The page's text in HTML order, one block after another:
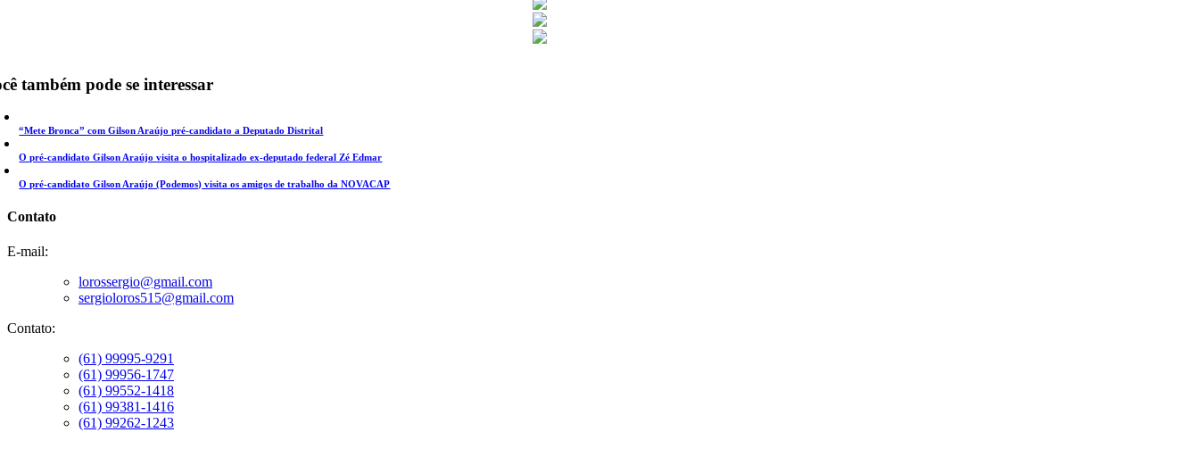
também pode se interessar
“Mete Bronca” com Gilson Araújo pré-candidato a Deputado Distrital
O pré-candidato Gilson Araújo visita o hospitalizado ex-deputado federal Zé Edmar
O pré-candidato Gilson Araújo (Podemos) visita os amigos de trabalho da NOVACAP
Contato
E-mail:
lorossergio@gmail.com
sergioloros515@gmail.com
Contato:
(61) 99995-9291
(61) 99956-1747
(61) 99552-1418
(61) 99381-1416
(61) 99262-1243